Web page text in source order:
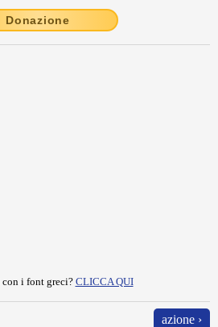
Donazione
i font greci? CLICCA QUI
azione ›